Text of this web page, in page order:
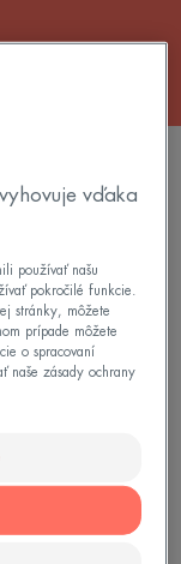
krém
na
ruky
bariérový krém
vďaka
používať našu
pokročilé funkcie.
stránky, môžete
prípade môžete
o spracovaní
naše zásady ochrany